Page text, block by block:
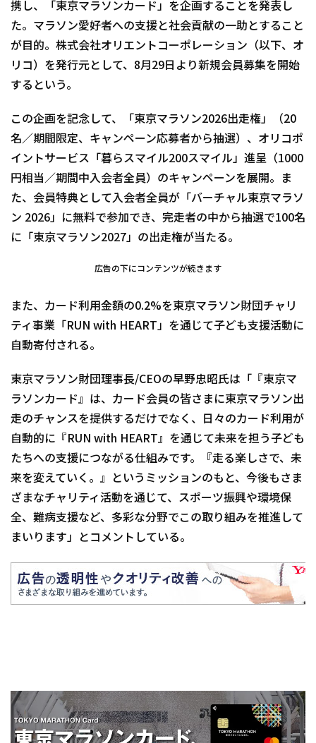
携し、「東京マラソンカード」を企画することを発表し
た。マラソン愛好者への支援と社会貢献の一助とすること
が目的。株式会社オリエントコーポレーション（以下、オ
リコ）を発行元として、8月29日より新規会員募集を開始
するという。
この企画を記念して、「東京マラソン2026出走権」（20
名／期間限定、キャンペーン応募者から抽選）、オリコポ
イントサービス「暮らスマイル200スマイル」進呈（1000
円相当／期間中入会者全員）のキャンペーンを展開。ま
た、会員特典として入会者全員が「バーチャル東京マラソ
ン 2026」に無料で参加でき、完走者の中から抽選で100名
に「東京マラソン2027」の出走権が当たる。
広告の下にコンテンツが続きます
また、カード利用金額の0.2%を東京マラソン財団チャリ
ティ事業「RUN with HEART」を通じて子ども支援活動に
自動寄付される。
東京マラソン財団理事長/CEOの早野忠昭氏は「『東京マ
ラソンカード』は、カード会員の皆さまに東京マラソン出
走のチャンスを提供するだけでなく、日々のカード利用が
自動的に『RUN with HEART』を通じて未来を担う子ども
たちへの支援につながる仕組みです。『走る楽しさで、未
来を変えていく。』というミッションのもと、今後もさま
ざまなチャリティ活動を通じて、スポーツ振興や環境保
全、難病支援など、多彩な分野でこの取り組みを推進して
まいります」とコメントしている。